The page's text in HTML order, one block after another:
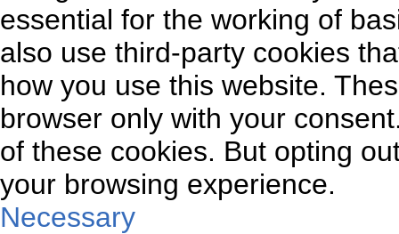
essential for the working of
also use third-party cookies
how you use this website.
browser only with your
of these cookies. But opting
your browsing experience.
Necessary